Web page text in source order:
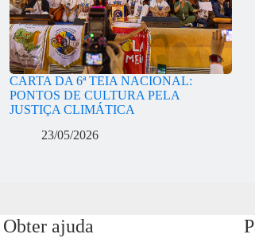
CARTA DA 6ª TEIA NACIONAL:
PONTOS DE CULTURA PELA
JUSTIÇA CLIMÁTICA
23/05/2026
Obter ajuda